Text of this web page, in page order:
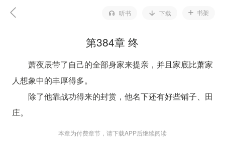
听书 下载 书架
第384章 终
萧夜辰带了自己的全部身家来提亲，并且家底比萧家
人想象中的丰厚得多。
除了他靠战功得来的封赏，他名下还有好些铺子、田
庄。
这些东西加起来虽远不及萧家，但也足够萧清禾锦衣
本章为付费章节，请下载APP后继续阅读